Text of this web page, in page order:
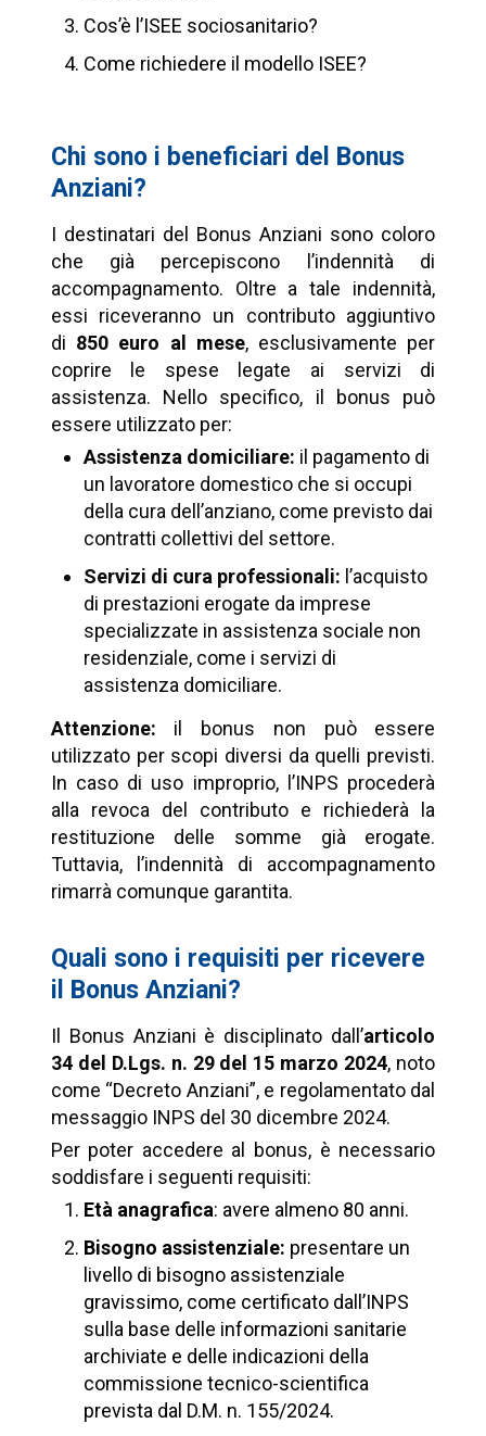
Cos’è l’ISEE sociosanitario?
Come richiedere il modello ISEE?
Chi sono i beneficiari del Bonus
Anziani?
I destinatari del Bonus Anziani sono coloro
che già percepiscono l’indennità di
accompagnamento. Oltre a tale indennità,
essi riceveranno un contributo aggiuntivo
di 850 euro al mese, esclusivamente per
coprire le spese legate ai servizi di
assistenza. Nello specifico, il bonus può
essere utilizzato per:
Assistenza domiciliare: il pagamento di
un lavoratore domestico che si occupi
della cura dell’anziano, come previsto dai
contratti collettivi del settore.
Servizi di cura professionali: l’acquisto
di prestazioni erogate da imprese
specializzate in assistenza sociale non
residenziale, come i servizi di
assistenza domiciliare.
Attenzione: il bonus non può essere
utilizzato per scopi diversi da quelli previsti.
In caso di uso improprio, l’INPS procederà
alla revoca del contributo e richiederà la
restituzione delle somme già erogate.
Tuttavia, l’indennità di accompagnamento
rimarrà comunque garantita.
Quali sono i requisiti per ricevere
il Bonus Anziani?
Il Bonus Anziani è disciplinato dall’articolo
34 del D.Lgs. n. 29 del 15 marzo 2024, noto
come “Decreto Anziani”, e regolamentato dal
messaggio INPS del 30 dicembre 2024.
Per poter accedere al bonus, è necessario
soddisfare i seguenti requisiti:
Età anagrafica: avere almeno 80 anni.
Bisogno assistenziale: presentare un
livello di bisogno assistenziale
gravissimo, come certificato dall’INPS
sulla base delle informazioni sanitarie
archiviate e delle indicazioni della
commissione tecnico-scientifica
prevista dal D.M. n. 155/2024.